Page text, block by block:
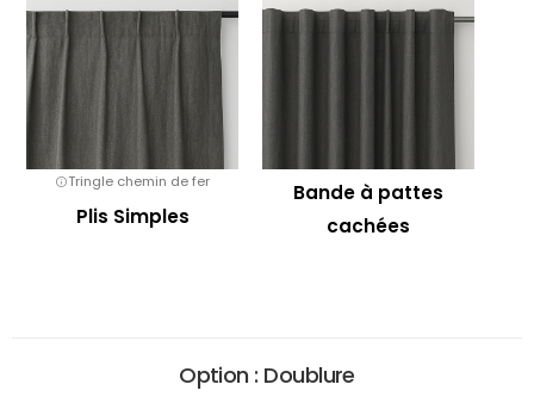
Tringle chemin de fer
Plis Simples
Bande à pattes
cachées
Option : Doublure